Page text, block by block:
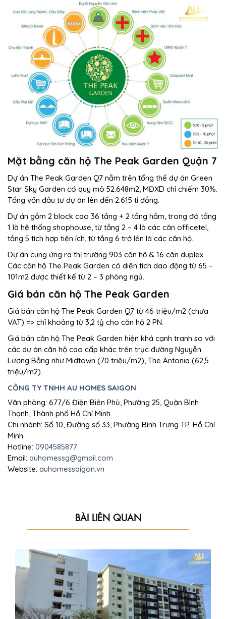
Mặt bằng căn hộ The Peak Garden Quận 7
Dự án The Peak Garden Q7 nằm trên tổng thể dự án Green
Star Sky Garden có quy mô 52.648m2, MĐXD chỉ chiếm 30%.
Tổng vốn đầu tư dự án lên đến 2.615 tỉ đồng.
Dự án gồm 2 block cao 36 tầng + 2 tầng hầm, trong đó tầng
1 là hệ thống shophouse, từ tầng 2 – 4 là các căn officetel,
tầng 5 tích hợp tiện ích, từ tầng 6 trở lên là các căn hộ.
Dự án cung ứng ra thị trường 903 căn hộ & 16 căn duplex.
Các căn hộ The Peak Garden có diện tích dao động từ 65 –
101m2 được thiết kế từ 2 – 3 phòng ngủ.
Giá bán căn hộ The Peak Garden
Giá bán căn hộ The Peak Garden Q7 từ 46 triệu/m2 (chưa
VAT) => chỉ khoảng từ 3,2 tỷ cho căn hộ 2 PN.
Giá bán căn hộ The Peak Garden hiện khá cạnh tranh so với
các dự án căn hộ cao cấp khác trên trục đường Nguyễn
Lương Bằng như Midtown (70 triệu/m2), The Antonia (62,5
triệu/m2).
CÔNG TY TNHH AU HOMES SAIGON
Văn phòng: 677/6 Điện Biên Phủ, Phường 25, Quận Bình
Thạnh, Thành phố Hồ Chí Minh
Chi nhánh: Số 10, Đường số 33, Phường Bình Trưng TP. Hồ Chí
Minh
Hotline: 0904585877
Email: auhomessg@gmail.com
Website: auhomessaigon.vn
BÀI LIÊN QUAN